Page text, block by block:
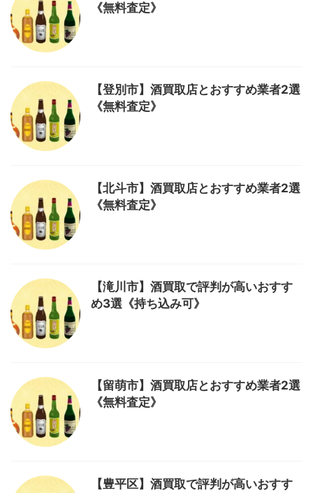
《無料査定》
【登別市】酒買取店とおすすめ業者2選
《無料査定》
【北斗市】酒買取店とおすすめ業者2選
《無料査定》
【滝川市】酒買取で評判が高いおすす
め3選《持ち込み可》
【留萌市】酒買取店とおすすめ業者2選
《無料査定》
【豊平区】酒買取で評判が高いおすす